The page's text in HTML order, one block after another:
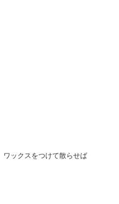
ワックスをつけて散らせば